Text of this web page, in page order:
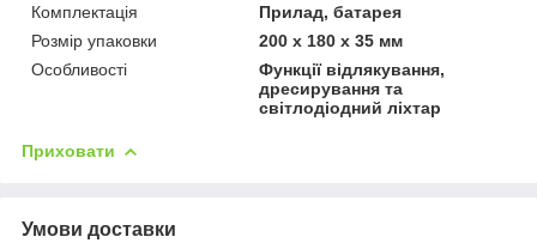
Комплектація
Прилад, батарея
Розмір упаковки
200 х 180 х 35 мм
Особливості
Функції відлякування,
дресирування та
світлодіодний ліхтар
Приховати
Умови доставки